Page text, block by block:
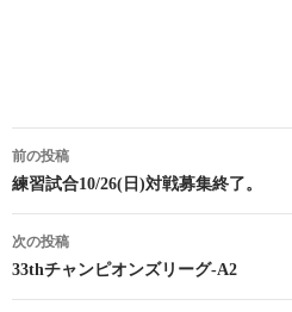
投
稿
ナ
ビ
前の投稿
練習試合10/26(日)対戦募集終了。
次の投稿
33thチャンピオンズリーグ-A2